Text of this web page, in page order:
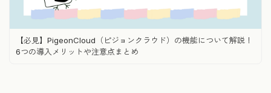
【必見】PigeonCloud（ピジョンクラウド）の機能について解説！
6つの導入メリットや注意点まとめ